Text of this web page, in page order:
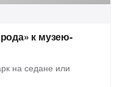
к музею-
на седане или